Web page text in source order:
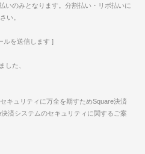
いのみとなります。分割払い・リボ払いに
い。
ルを送信します ]
した、
キュリティに万全を期すためSquare決済
済システムのセキュリティに関するご案